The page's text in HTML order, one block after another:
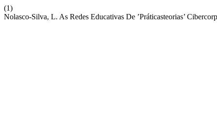
(1)
Nolasco-Silva, L. As Redes Educativas De ’Práticasteorias’